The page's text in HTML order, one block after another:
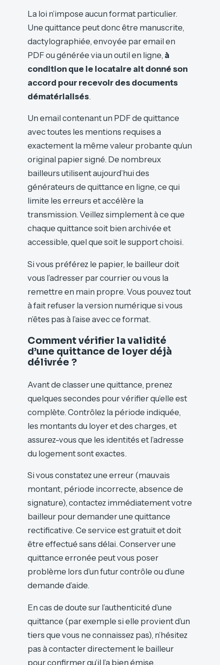
La loi n’impose aucun format particulier.
Une quittance peut donc être manuscrite,
dactylographiée, envoyée par email en
PDF ou générée via un outil en ligne, à
condition que le locataire ait donné son
accord pour recevoir des documents
dématérialisés.
Un email contenant un PDF de quittance
avec toutes les mentions requises a
exactement la même valeur probante qu’un
original papier signé. De nombreux
bailleurs utilisent aujourd’hui des
générateurs de quittance en ligne, ce qui
limite les erreurs et accélère la
transmission. Veillez simplement à ce que
chaque quittance soit bien archivée et
accessible, quel que soit le support choisi.
Si vous préférez le papier, le bailleur doit
vous l’adresser par courrier ou vous la
remettre en main propre. Vous pouvez tout
à fait refuser la version numérique si vous
n’êtes pas à l’aise avec ce format.
Comment vérifier la validité
d’une quittance de loyer déjà
délivrée ?
Avant de classer une quittance, prenez
quelques secondes pour vérifier qu’elle est
complète. Contrôlez la période indiquée,
les montants du loyer et des charges, et
assurez-vous que les identités et l’adresse
du logement sont exactes.
Si vous constatez une erreur (mauvais
montant, période incorrecte, absence de
signature), contactez immédiatement votre
bailleur pour demander une quittance
rectificative. Ce service est gratuit et doit
être effectué sans délai. Conserver une
quittance erronée peut vous poser
problème lors d’un futur contrôle ou d’une
demande d’aide.
En cas de doute sur l’authenticité d’une
quittance (par exemple si elle provient d’un
tiers que vous ne connaissez pas), n’hésitez
pas à contacter directement le bailleur
pour confirmer qu’il l’a bien émise.